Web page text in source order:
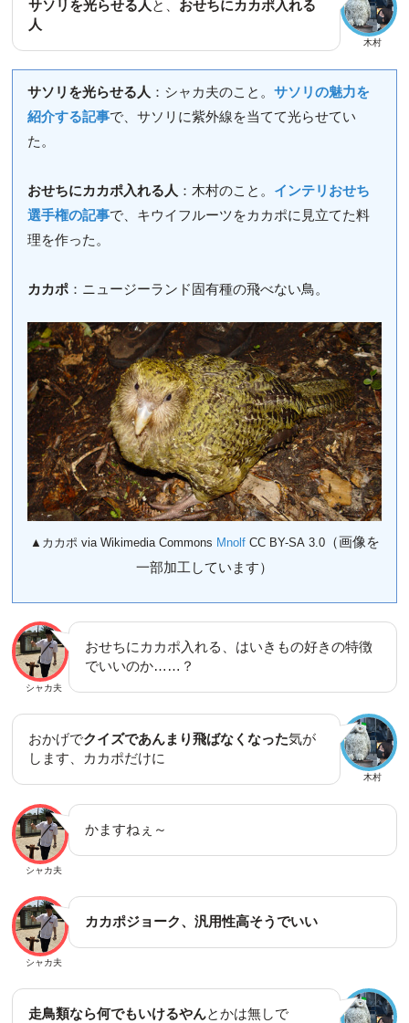
木村
サソリを光らせる人 と、 おせちにカカポ入れる
人
サソリを光らせる人 ：シャカ夫のこと。 サソリの魅力を
紹介する記事で、サソリに紫外線を当てて光らせてい
た。
おせちにカカポ入れる人 ：木村のこと。 インテリおせち
選手権の記事で、キウイフルーツをカカポに見立てた料
理を作った。
カカポ：ニュージーランド固有種の飛べない鳥。
▲カカポ via Wikimedia Commons MnolfCC BY-SA 3.0（画像を
一部加工しています）
シャカ夫
おせちにカカポ入れる、はいきもの好きの特徴
でいいのか……？
木村
おかげでクイズであんまり飛ばなくなった気が
します、カカポだけに
シャカ夫
かますねぇ～
シャカ夫
カカポジョーク、汎用性高そうでいい
走鳥類なら何でもいけるやんとかは無しで